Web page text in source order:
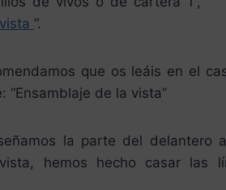
”.
que os leáis en el
de la vista”
la parte del delantero
hemos hecho casar las